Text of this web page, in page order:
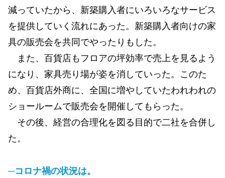
減っていたから、新築購入者にいろいろなサービス
を提供していく流れにあった。新築購入者向けの家
具の販売会を共同でやったりもした。
また、百貨店もフロアの坪効率で売上を見るよう
になり、家具売り場が姿を消していった。このた
め、百貨店外商に、全国に増やしていたわれわれの
ショールームで販売会を開催してもらった。
その後、経営の合理化を図る目的で二社を合併し
た。
─コロナ禍の状況は。